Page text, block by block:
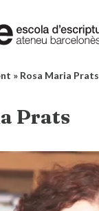
» Rosa Maria Prats
Prats